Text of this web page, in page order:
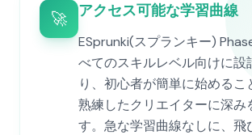
🚀 アクセス可能な学習曲線
ESprunki(スプランキー)
べてのスキルレベル向けに設
り、初心者が簡単に始めるこ
熟練したクリエイターに深み
す。急な学習曲線なしに、飛